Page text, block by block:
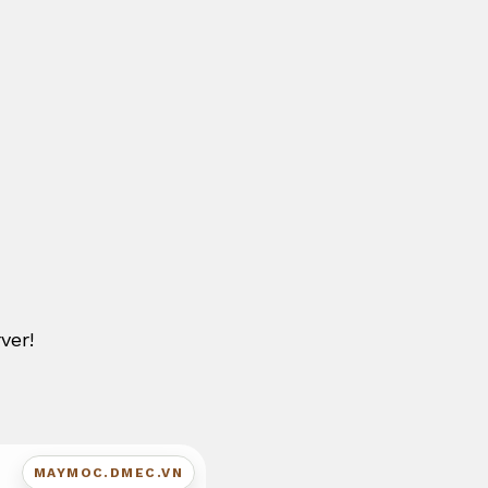
MAYMOC.DMEC.VN